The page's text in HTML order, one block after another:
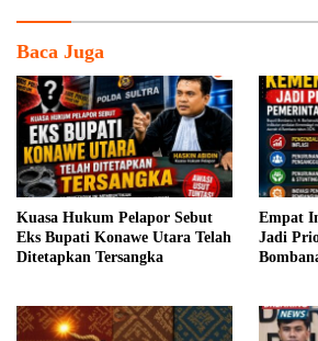
Baca Juga
Kuasa Hukum Pelapor Sebut
Eks Bupati Konawe Utara Telah
Ditetapkan Tersangka
Empat
Jadi